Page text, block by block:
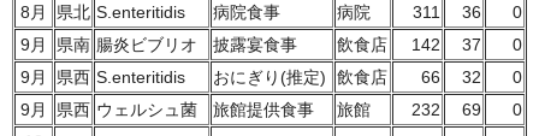
8月 県北 S.enteritidis 病院食事 病院 311 36
0
9月
県南 腸炎ビブリオ 披露宴食事 飲食店 142 37
0
9月
県西 S.enteritidis おにぎり(推定) 飲食店 66 32
0
9月
県西 ウェルシュ菌 旅館提供食事 旅館 232 69
0